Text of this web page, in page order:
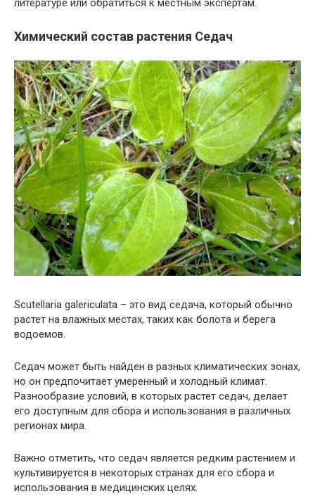
литературе или обратиться к местным экспертам.
Химический состав растения Седач
Scutellaria galericulata – это вид седача, который обычно
растет на влажных местах, таких как болота и берега
водоемов.
Седач может быть найден в разных климатических зонах,
но он предпочитает умеренный и холодный климат.
Разнообразие условий, в которых растет седач, делает
его доступным для сбора и использования в различных
регионах мира.
Важно отметить, что седач является редким растением и
культивируется в некоторых странах для его сбора и
использования в медицинских целях.